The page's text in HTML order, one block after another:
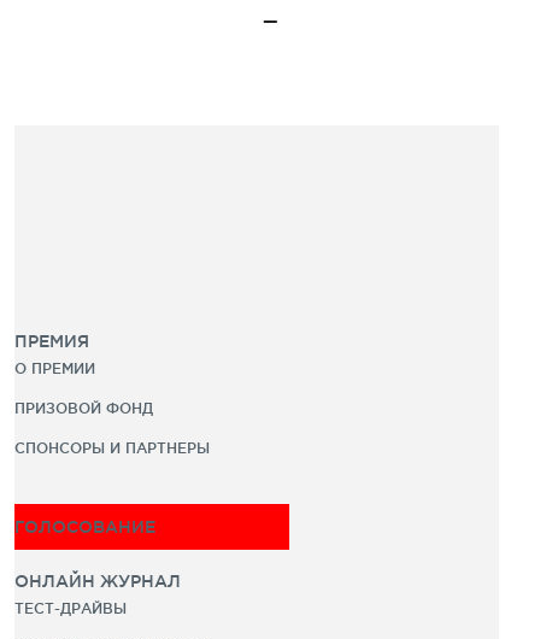
ПРЕМИЯ
О ПРЕМИИ
ПРИЗОВОЙ ФОНД
СПОНСОРЫ И ПАРТНЕРЫ
ГОЛОСОВАНИЕ
ОНЛАЙН ЖУРНАЛ
ТЕСТ-ДРАЙВЫ